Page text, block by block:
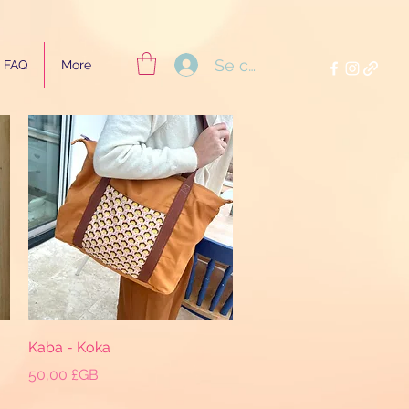
FAQ More Se connecter
Aperçu rapide
Kaba - Koka
Prix
50,00 £GB